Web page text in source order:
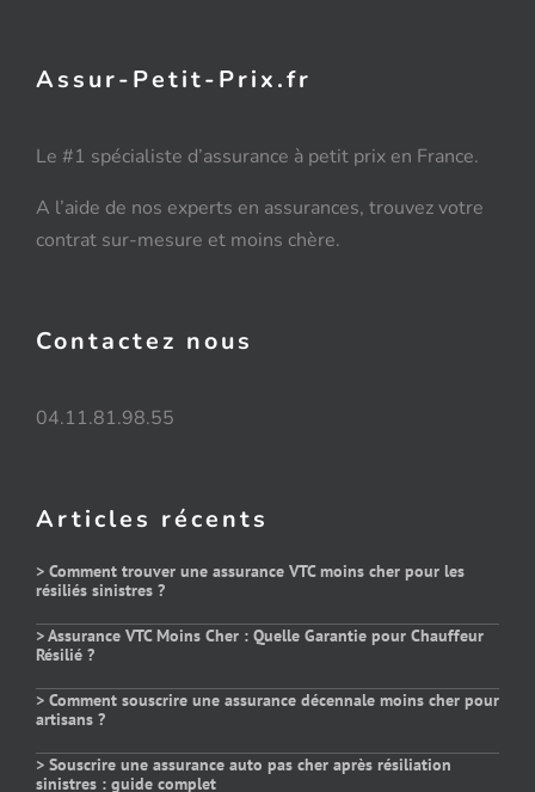
Assur-Petit-Prix.fr
Le #1 spécialiste d’assurance à petit prix en France.
A l’aide de nos experts en assurances, trouvez votre
contrat sur-mesure et moins chère.
Articles récents
> Comment trouver une assurance VTC moins cher pour les
résiliés sinistres ?
> Assurance VTC Moins Cher : Quelle Garantie pour Chauffeur
Résilié ?
> Comment souscrire une assurance décennale moins cher pour
artisans ?
> Souscrire une assurance auto pas cher après résiliation
sinistres : guide complet
Contactez nous
04.11.81.98.55